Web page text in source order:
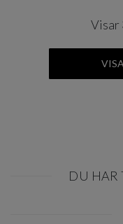
Visar
DU HAR